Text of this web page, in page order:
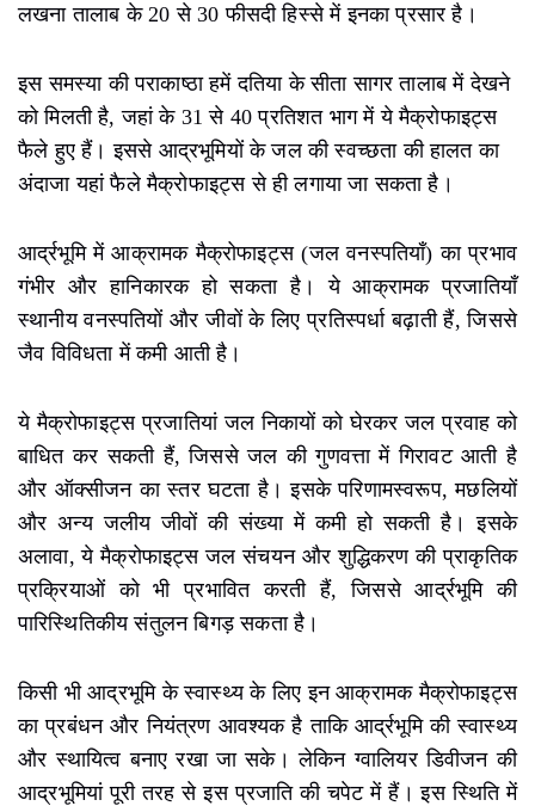
लखना तालाब के 20 से 30 फीसदी हिस्से में इनका प्रसार है।
इस समस्या की पराकाष्ठा हमें दतिया के सीता सागर तालाब में देखने
को मिलती है, जहां के 31 से 40 प्रतिशत भाग में ये मैक्रोफाइट्स
फैले हुए हैं। इससे आद्रभूमियों के जल की स्वच्छता की हालत का
अंदाजा यहां फैले मैक्रोफाइट्स से ही लगाया जा सकता है।
आर्द्रभूमि में आक्रामक मैक्रोफाइट्स (जल वनस्पतियाँ) का प्रभाव
गंभीर और हानिकारक हो सकता है। ये आक्रामक प्रजातियाँ
स्थानीय वनस्पतियों और जीवों के लिए प्रतिस्पर्धा बढ़ाती हैं, जिससे
जैव विविधता में कमी आती है।
ये मैक्रोफाइट्स प्रजातियां जल निकायों को घेरकर जल प्रवाह को
बाधित कर सकती हैं, जिससे जल की गुणवत्ता में गिरावट आती है
और ऑक्सीजन का स्तर घटता है। इसके परिणामस्वरूप, मछलियों
और अन्य जलीय जीवों की संख्या में कमी हो सकती है। इसके
अलावा, ये मैक्रोफाइट्स जल संचयन और शुद्धिकरण की प्राकृतिक
प्रक्रियाओं को भी प्रभावित करती हैं, जिससे आर्द्रभूमि की
पारिस्थितिकीय संतुलन बिगड़ सकता है।
किसी भी आद्रभूमि के स्वास्थ्य के लिए इन आक्रामक मैक्रोफाइट्स
का प्रबंधन और नियंत्रण आवश्यक है ताकि आर्द्रभूमि की स्वास्थ्य
और स्थायित्व बनाए रखा जा सके। लेकिन ग्वालियर डिवीजन की
आद्रभूमियां पूरी तरह से इस प्रजाति की चपेट में हैं। इस स्थिति में